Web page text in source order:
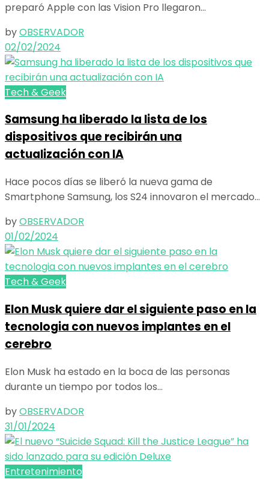
preparó Apple con las Vision Pro llegaron...
byOBSERVADOR
02/02/2024
Tech & Geek
Samsung ha liberado la lista de los
dispositivos que recibirán una
actualización con IA
Hace pocos días se liberó la nueva gama de
Smartphone Samsung, los S24 innovaron el mercado...
byOBSERVADOR
01/02/2024
Tech & Geek
Elon Musk quiere dar el siguiente paso en la
tecnologia con nuevos implantes en el
cerebro
Elon Musk ha estado en la boca de las personas
durante un tiempo por todos los...
byOBSERVADOR
31/01/2024
Entretenimiento